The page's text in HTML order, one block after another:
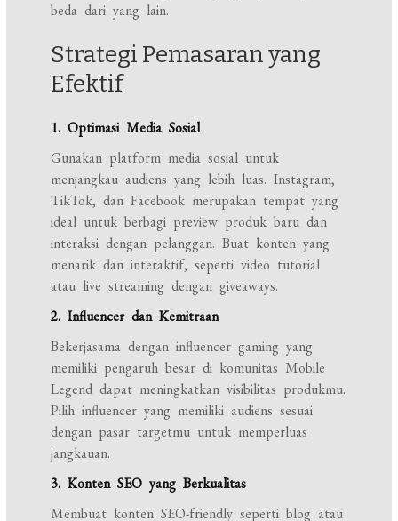
beda dari yang lain.
Strategi Pemasaran yang
Efektif
1. Optimasi Media Sosial
Gunakan platform media sosial untuk
menjangkau audiens yang lebih luas. Instagram,
TikTok, dan Facebook merupakan tempat yang
ideal untuk berbagi preview produk baru dan
interaksi dengan pelanggan. Buat konten yang
menarik dan interaktif, seperti video tutorial
atau live streaming dengan giveaways.
2. Influencer dan Kemitraan
Bekerjasama dengan influencer gaming yang
memiliki pengaruh besar di komunitas Mobile
Legend dapat meningkatkan visibilitas produkmu.
Pilih influencer yang memiliki audiens sesuai
dengan pasar targetmu untuk memperluas
jangkauan.
3. Konten SEO yang Berkualitas
Membuat konten SEO-friendly seperti blog atau